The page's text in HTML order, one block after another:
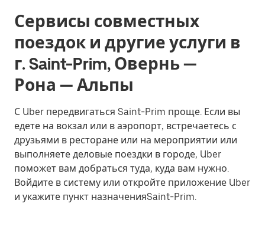
Сервисы совместных
поездок и другие услуги в
г. Saint-Prim, Овернь —
Рона — Альпы
С Uber передвигаться Saint-Prim проще. Если вы
едете на вокзал или в аэропорт, встречаетесь с
друзьями в ресторане или на мероприятии или
выполняете деловые поездки в городе, Uber
поможет вам добраться туда, куда вам нужно.
Войдите в систему или откройте приложение Uber
и укажите пункт назначенияSaint-Prim.